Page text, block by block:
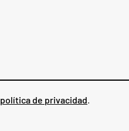
política de privacidad.